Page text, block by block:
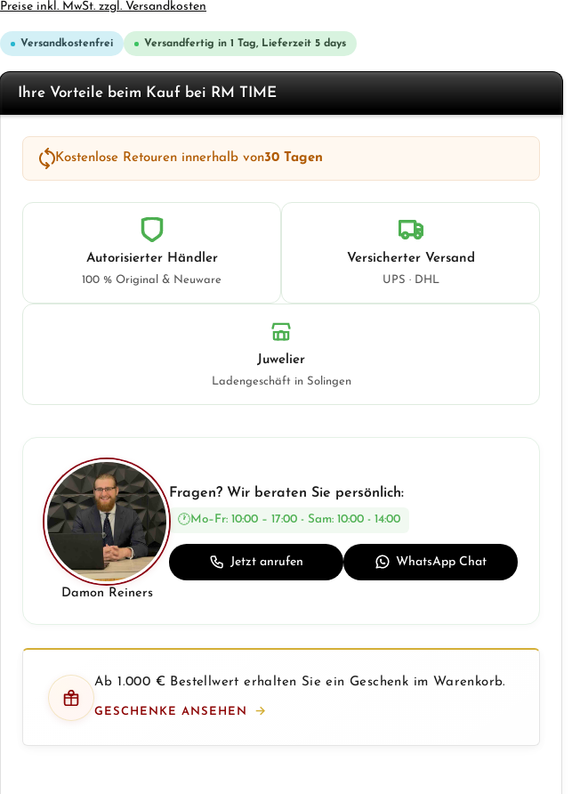
Preise inkl. MwSt. zzgl. Versandkosten
Versandkostenfrei Versandfertig in 1 Tag, Lieferzeit 5 days
Ihre Vorteile beim Kauf bei RM TIME
Kostenlose Retouren innerhalb von30 Tagen
Autorisierter Händler
100 % Original & Neuware
Versicherter Versand
UPS · DHL
Juwelier
Ladengeschäft in Solingen
Damon Reiners
Fragen? Wir beraten Sie persönlich:
Mo–Fr: 10:00 – 17:00 - Sam: 10:00 - 14:00
Jetzt anrufen WhatsApp Chat
Ab 1.000 € Bestellwert erhalten Sie ein Geschenk im Warenkorb.
GESCHENKE ANSEHEN